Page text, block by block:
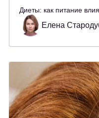
Диеты: как питание
Елена